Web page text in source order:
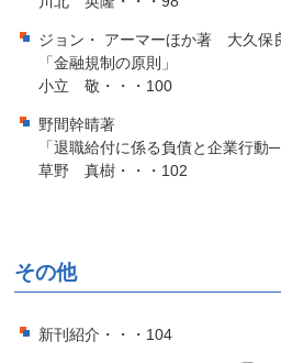
ジョン・ アーマーほか著 大久保
「金融規制の原則」
小立 敬・・・100
野間幹晴著
「退職給付に係る負債と企業行動
草野 真樹・・・102
その他
新刊紹介・・・104